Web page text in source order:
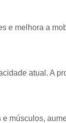
e melhora a
atual. A
músculos,